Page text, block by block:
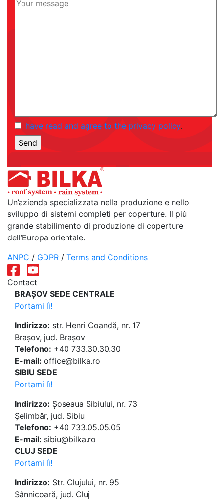
I have read and agree to the privacy policy.
Un’azienda specializzata nella produzione e nello
sviluppo di sistemi completi per coperture. Il più
grande stabilimento di produzione di coperture
dell’Europa orientale.
ANPC / GDPR / Terms and Conditions
Contact
BRAȘOV SEDE CENTRALE
Portami lì!
Indirizzo: str. Henri Coandă, nr. 17
Brașov, jud. Brașov
Telefono: +40 733.30.30.30
E-mail: office@bilka.ro
SIBIU SEDE
Portami lì!
Indirizzo: Șoseaua Sibiului, nr. 73
Șelimbăr, jud. Sibiu
Telefono: +40 733.05.05.05
E-mail: sibiu@bilka.ro
CLUJ SEDE
Portami lì!
Indirizzo: Str. Clujului, nr. 95
Sânnicoară, jud. Cluj